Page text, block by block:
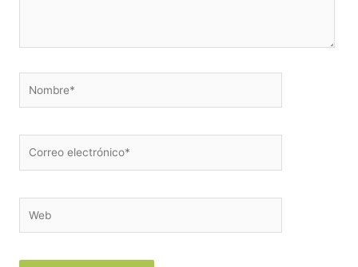
electrónico*